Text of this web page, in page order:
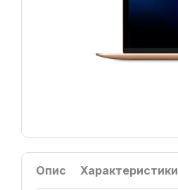
Опис Характеристики